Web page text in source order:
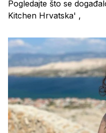
Pogledajte što se
Kitchen Hrvatska' ,